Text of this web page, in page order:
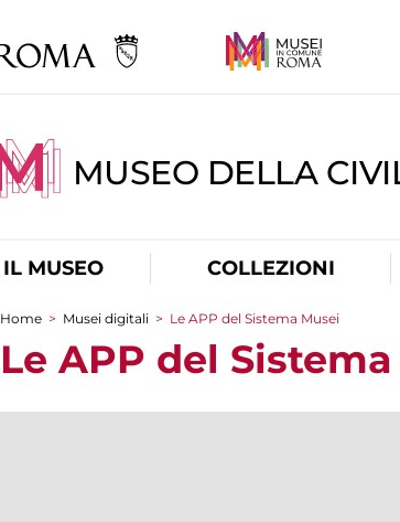
MUSEO DELLA
IL MUSEO COLLEZIONI
Tu sei qui
Home > Musei digitali > Le APP del Sistema Musei
Le APP del